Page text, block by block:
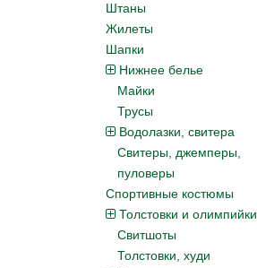
Штаны
Жилеты
Шапки
Нижнее белье
Майки
Трусы
Водолазки, свитера
Свитеры, джемперы,
пуловеры
Спортивные костюмы
Толстовки и олимпийки
Свитшоты
Толстовки, худи